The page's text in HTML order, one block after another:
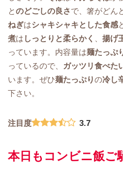
とのどごしの良さで、箸がどん
ねぎはシャキシャキとした食感
煮は しっとりと柔らかく 揚げ
っています。内容量は麺たっぷ
っているので、
ガッツリ食べた
います。ぜひ麺たっぷりの冷し
下さい。
注目度 3.7
本日もコンビニ飯ご